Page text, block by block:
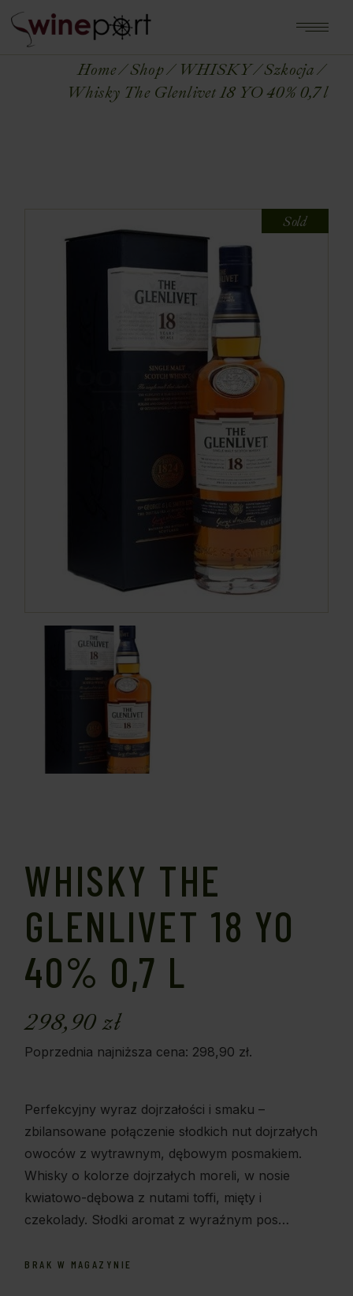
Home Shop WHISKY
Szkocja
Whisky The Glenlivet 18 YO 40% 0,7 l
Sold
WHISKY THE
GLENLIVET 18 YO
40% 0,7 L
298,90zł
Poprzednia najniższa cena: 298,90 zł.
Perfekcyjny wyraz dojrzałości i smaku –
zbilansowane połączenie słodkich nut dojrzałych
owoców z wytrawnym, dębowym posmakiem.
Whisky o kolorze dojrzałych moreli, w nosie
kwiatowo-dębowa z nutami toffi, mięty i
czekolady. Słodki aromat z wyraźnym pos…
BRAK W MAGAZYNIE